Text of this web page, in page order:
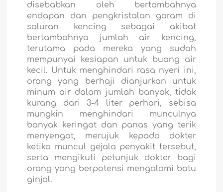
disebabkan oleh bertambahnya
endapan dan pengkristalan garam di
saluran kencing sebagai akibat
bertambahnya jumlah air kencing,
terutama pada mereka yang sudah
mempunyai kesiapan untuk buang air
kecil. Untuk menghindari rasa nyeri ini,
orang yang berhaji dianjurkan untuk
minum air dalam jumlah banyak, tidak
kurang dari 3-4 liter perhari, sebisa
mungkin menghindari munculnya
banyak keringat dan panas yang terik
menyengat, merujuk kepada dokter
ketika muncul gejala penyakit tersebut,
serta mengikuti petunjuk dokter bagi
orang yang berpotensi mengalami batu
ginjal.